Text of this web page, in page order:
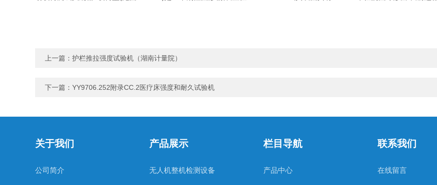
上一篇： 护栏推拉强度试验机（湖南计量院）
下一篇： YY9706.252附录CC.2医疗床强度和耐久试验机
关于我们
公司简介
产品展示
无人机整机检测设备
栏目导航
产品中心
联系我们
在线留言